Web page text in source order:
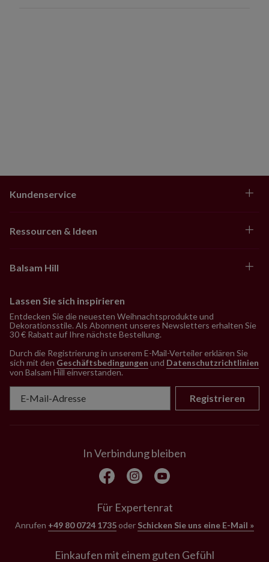
Kundenservice
Ressourcen & Ideen
Balsam Hill
Lassen Sie sich inspirieren
Entdecken Sie die neuesten Weihnachtsprodukte und
Dekorationsstile. Als Abonnent unseres Newsletters erhalten Sie
30 € Rabatt auf Ihre nächste Bestellung.
Durch die Registrierung in unserem E-Mail-Verteiler erklären Sie
sich mit den Geschäftsbedingungen und Datenschutzrichtlinien
von Balsam Hill einverstanden.
Registrieren
In Verbindung bleiben
Für Expertenrat
Anrufen +49 80 0724 1735oder Schicken Sie uns eine E-Mail »
Einkaufen mit einem guten Gefühl